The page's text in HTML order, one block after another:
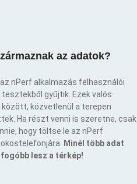
az adatok?
nPerf alkalmazás felhasználói
gyűjtik. Ezek valós
között, közvetlenül a terepen
Ha részt venni is szeretne, csak
hogy töltse le az nPerf
Minél több adat
lesz a térkép!